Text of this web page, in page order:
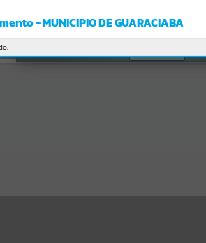
- MUNICIPIO DE GUARACIABA
b77cfd5741fafc9972edc7a641fea.js?v=83d4f602:47
OK